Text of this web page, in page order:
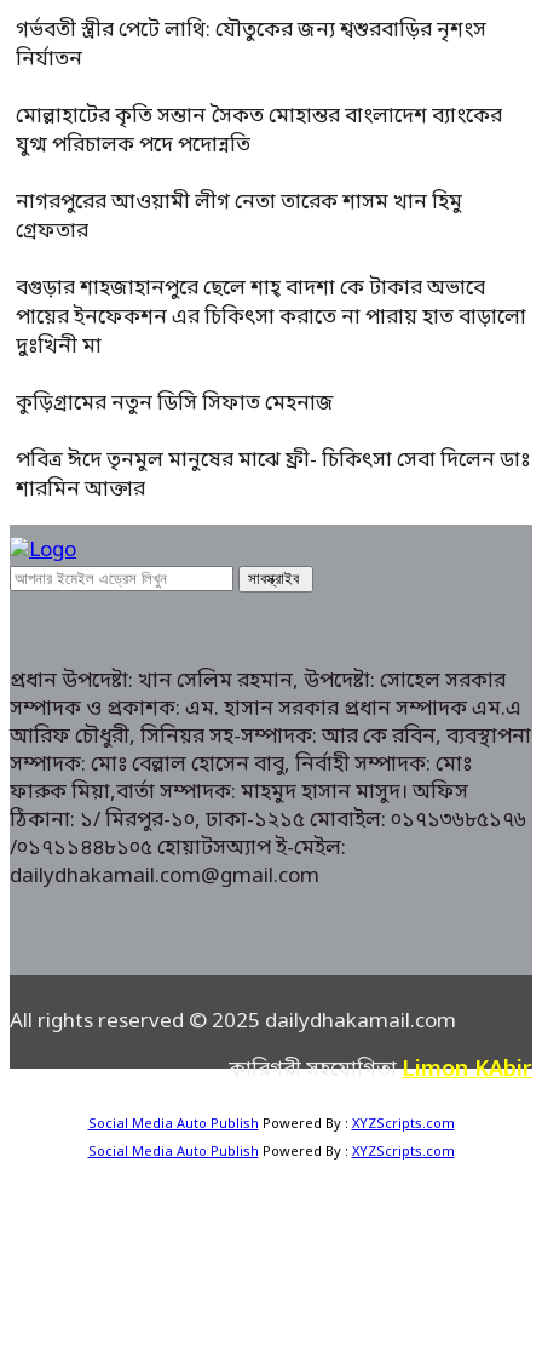
গর্ভবতী স্ত্রীর পেটে লাথি: যৌতুকের জন্য শ্বশুরবাড়ির নৃশংস
নির্যাতন
মোল্লাহাটের কৃতি সন্তান সৈকত মোহান্তর বাংলাদেশ ব্যাংকের
যুগ্ম পরিচালক পদে পদোন্নতি
নাগরপুরের আওয়ামী লীগ নেতা তারেক শাসম খান হিমু
গ্রেফতার
বগুড়ার শাহজাহানপুরে ছেলে শাহ্ বাদশা কে টাকার অভাবে
পায়ের ইনফেকশন এর চিকিৎসা করাতে না পারায় হাত বাড়ালো
দুঃখিনী মা
কুড়িগ্রামের নতুন ডিসি সিফাত মেহনাজ
পবিত্র ঈদে তৃনমুল মানুষের মাঝে ফ্রী- চিকিৎসা সেবা দিলেন ডাঃ
শারমিন আক্তার
প্রধান উপদেষ্টা: খান সেলিম রহমান, উপদেষ্টা: সোহেল সরকার
সম্পাদক ও প্রকাশক: এম. হাসান সরকার প্রধান সম্পাদক এম.এ
আরিফ চৌধুরী, সিনিয়র সহ-সম্পাদক: আর কে রবিন, ব্যবস্থাপনা
সম্পাদক: মোঃ বেল্লাল হোসেন বাবু, নির্বাহী সম্পাদক: মোঃ
ফারুক মিয়া,বার্তা সম্পাদক: মাহমুদ হাসান মাসুদ। অফিস
ঠিকানা: ১/ মিরপুর-১০, ঢাকা-১২১৫ মোবাইল: ০১৭১৩৬৮৫১৭৬
/০১৭১১৪৪৮১০৫ হোয়াটসঅ্যাপ ই-মেইল:
dailydhakamail.com@gmail.com
All rights reserved © 2025 dailydhakamail.com
কারিগরী সহযোগিতাLimon KAbir
Social Media Auto Publish Powered By : XYZScripts.com
Social Media Auto Publish Powered By : XYZScripts.com